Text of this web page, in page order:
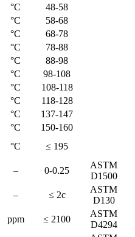
°C
48-58
°C
58-68
°C
68-78
°C
78-88
°C
88-98
°C
98-108
°C
108-118
°C
118-128
°C
137-147
°C
150-160
°C ≤ 195
– 0-0.25
ASTM
D1500
– ≤ 2с
ASTM
D130
ppm ≤ 2100
ASTM
D4294